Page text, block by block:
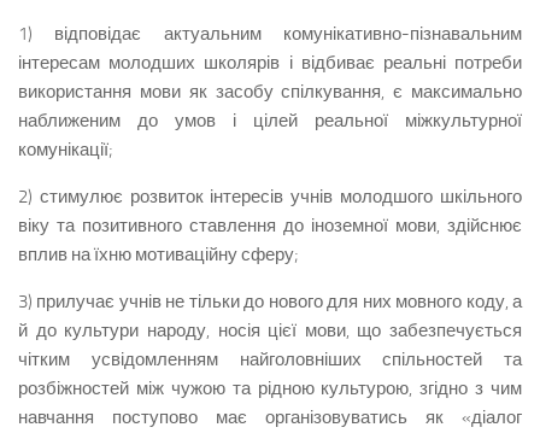
1) відповідає актуальним комунікативно-пізнавальним
інтересам молодших школярів і відбиває реальні потреби
використання мови як засобу спілкування, є максимально
наближеним до умов і цілей реальної міжкультурної
комунікації;
2) стимулює розвиток інтересів учнів молодшого шкільного
віку та позитивного ставлення до іноземної мови, здійснює
вплив на їхню мотиваційну сферу;
3) прилучає учнів не тільки до нового для них мовного коду, а
й до культури народу, носія цієї мови, що забезпечується
чітким усвідомленням найголовніших спільностей та
розбіжностей між чужою та рідною культурою, згідно з чим
навчання поступово має організовуватись як «діалог